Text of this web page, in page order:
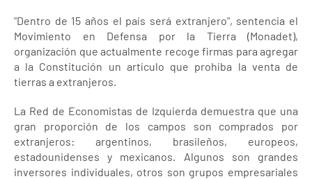
"Dentro de 15 años el país será extranjero", sentencia el
Movimiento en Defensa por la Tierra (Monadet),
organización que actualmente recoge firmas para agregar
a la Constitución un artículo que prohíba la venta de
tierras a extranjeros.
La Red de Economistas de Izquierda demuestra que una
gran proporción de los campos son comprados por
extranjeros: argentinos, brasileños, europeos,
estadounidenses y mexicanos. Algunos son grandes
inversores individuales, otros son grupos empresariales